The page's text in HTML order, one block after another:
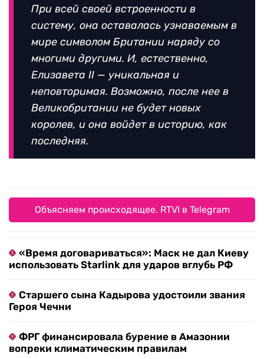
При всей своей встроенности в
систему, она оставалась узнаваемым в
мире символом Британии наряду со
многими другими. И, естественно,
Елизавета II — уникальная и
неповторимая. Возможно, после нее в
Великобритании не будет новых
королев, и она войдет в историю, как
последняя.
Объясняем происходящее. RTVI в Telegram
«Время договариваться»: Маск не дал Киеву
использовать Starlink для ударов вглубь РФ
Старшего сына Кадырова удостоили звания
Героя Чечни
ФРГ финансировала бурение в Амазонии
вопреки климатическим правилам